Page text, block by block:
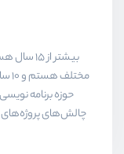
بیشتر
حوزه برنامه
چالش‌های